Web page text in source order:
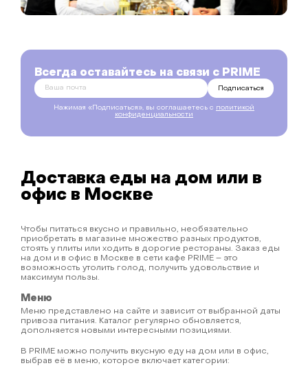
Всегда оставайтесь на связи с PRIME
Подписаться
Нажимая «Подписаться», вы соглашаетесь с политикой
конфиденциальности
Доставка еды на дом или в
офис в Москве
Чтобы питаться вкусно и правильно, необязательно
приобретать в магазине множество разных продуктов,
стоять у плиты или ходить в дорогие рестораны. Заказ еды
на дом и в офис в Москве в сети кафе PRIME – это
возможность утолить голод, получить удовольствие и
максимум пользы.
Меню
Меню представлено на сайте и зависит от выбранной даты
привоза питания. Каталог регулярно обновляется,
дополняется новыми интересными позициями.
В PRIME можно получить вкусную еду на дом или в офис,
выбрав её в меню, которое включает категории: